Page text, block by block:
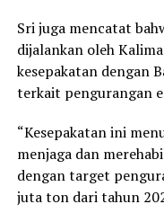
Sri juga mencatat
dijalankan oleh
kesepakatan dengan
terkait pengurangan
“Kesepakatan ini
menjaga dan
dengan target
juta ton dari tahun